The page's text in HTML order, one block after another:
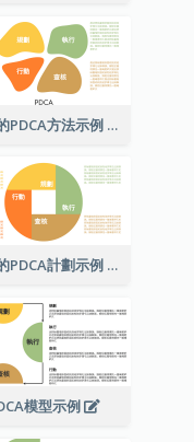
簡單的PDCA方法示例
簡單的PDCA計劃示例
模型示例